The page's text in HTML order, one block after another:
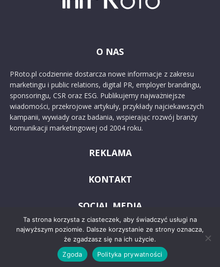
O NAS
PRoto.pl codziennie dostarcza nowe informacje z zakresu
marketingu i public relations, digital PR, employer brandingu,
sponsoringu, CSR oraz ESG. Publikujemy najważniejsze
wiadomości, przekrojowe artykuły, przykłady najciekawszych
kampanii, wywiady oraz badania, wspierając rozwój branży
komunikacji marketingowej od 2004 roku.
REKLAMA
KONTAKT
SOCIAL MEDIA
Ta strona korzysta z ciasteczek, aby świadczyć usługi na
najwyższym poziomie. Dalsze korzystanie ze strony oznacza,
że zgadzasz się na ich użycie.
Zgoda
Polityka prywatności